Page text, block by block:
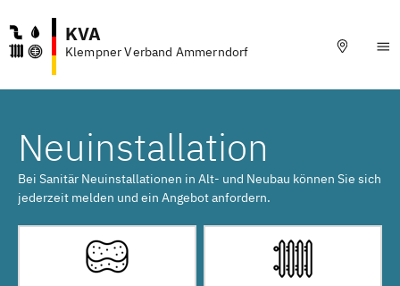
KVA
Klempner Verband Ammerndorf
Neuinstallation
Bei Sanitär Neuinstallationen in Alt- und Neubau können Sie sich
jederzeit melden und ein Angebot anfordern.